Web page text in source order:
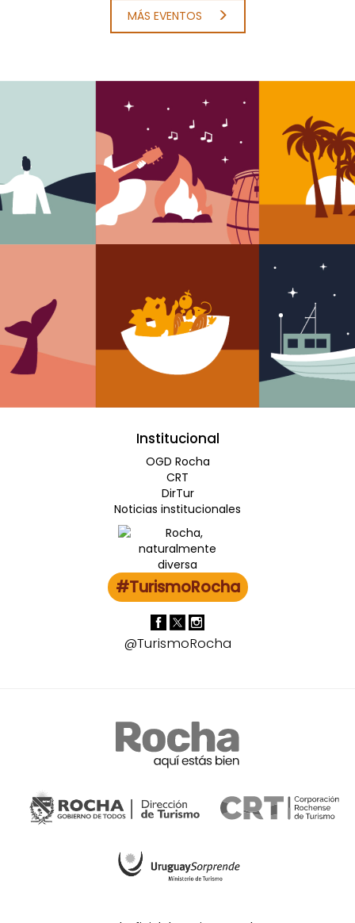
MÁS EVENTOS
Institucional
OGD Rocha
CRT
DirTur
Noticias institucionales
#TurismoRocha
@TurismoRocha